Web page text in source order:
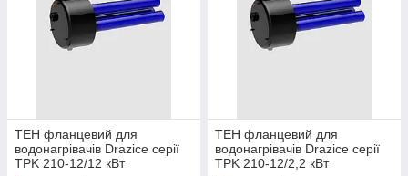
ТЕН фланцевий для
водонагрівачів Drazice серії
TPK 210-12/12 кВт
ТЕН фланцевий для
водонагрівачів Drazice серії
TPK 210-12/2,2 кВт